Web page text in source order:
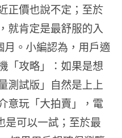
正價也說不定；至於
就肯定是最舒服的入
。小編認為，用戶適
「攻略」：如果是想
測試版」自然是上上
意玩「大拍賣」，電
是可以一試；至於最